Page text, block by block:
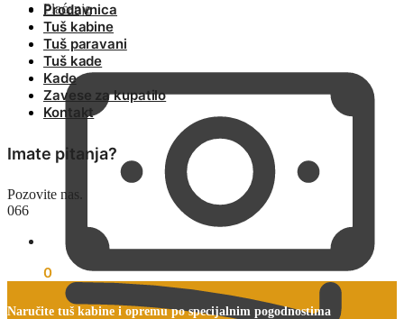
Plaćanje
Prodavnica
Tuš kabine
Tuš paravani
Tuš kade
Kade
Zavese za kupatilo
Kontakt
Imate pitanja?
Pozovite nas.
066
0
Naručite tuš kabine i opremu po specijalnim pogodnostima